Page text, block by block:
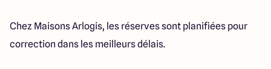
Chez Maisons Arlogis, les réserves sont planifiées pour
correction dans les meilleurs délais.